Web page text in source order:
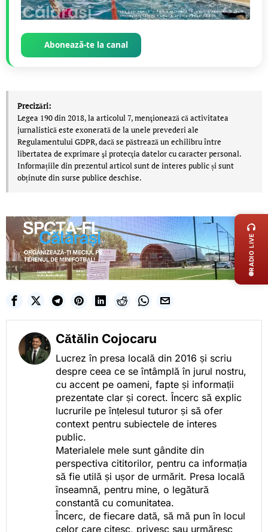
Abonează-te la canal
Precizări:
Legea 190 din 2018, la articolul 7, menţionează că activitatea
jurnalistică este exonerată de la unele prevederi ale
Regulamentului GDPR, dacă se păstrează un echilibru între
libertatea de exprimare şi protecţia datelor cu caracter personal.
Informațiile din prezentul articol sunt de interes public și sunt
obținute din surse publice deschise.
Cătălin Cojocaru
Lucrez în presa locală din 2016 și scriu
despre ceea ce se întâmplă în jurul nostru,
cu accent pe oameni, fapte și informații
prezentate clar și corect. Încerc să explic
lucrurile pe înțelesul tuturor și să ofer
context pentru subiectele de interes
public.
Materialele mele sunt gândite din
perspectiva cititorilor, pentru ca informația
să fie utilă și ușor de urmărit. Presa locală
înseamnă, pentru mine, o legătură
constantă cu comunitatea.
Încerc, de fiecare dată, să mă pun în locul
celor care citesc, privesc sau urmăresc
RADIO LIVE